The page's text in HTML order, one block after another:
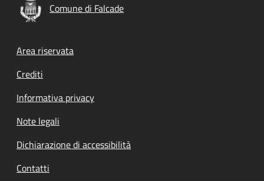
Comune di Falcade
Footer menu
Area riservata
Crediti
Informativa privacy
Note legali
Dichiarazione di accessibilità
Contatti